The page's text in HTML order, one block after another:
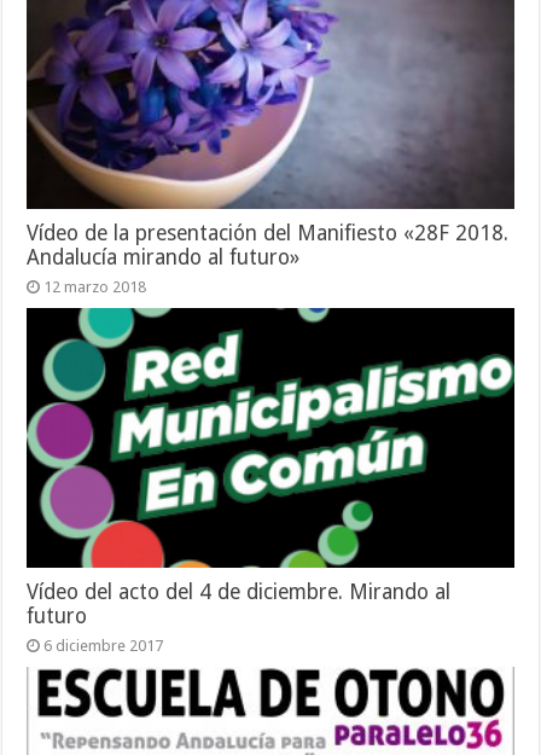
Vídeo de la presentación del Manifiesto «28F 2018.
Andalucía mirando al futuro»
12 marzo 2018
Vídeo del acto del 4 de diciembre. Mirando al
futuro
6 diciembre 2017